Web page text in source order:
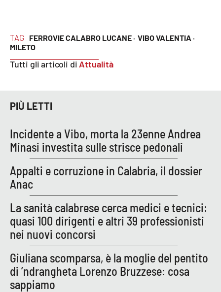
TAG FERROVIE CALABRO LUCANE · VIBO VALENTIA ·
MILETO
Tutti gli articoli di Attualità
PIÙ LETTI
Incidente a Vibo, morta la 23enne Andrea
Minasi investita sulle strisce pedonali
Appalti e corruzione in Calabria, il dossier
Anac
La sanità calabrese cerca medici e tecnici:
quasi 100 dirigenti e altri 39 professionisti
nei nuovi concorsi
Giuliana scomparsa, è la moglie del pentito
di ’ndrangheta Lorenzo Bruzzese: cosa
sappiamo